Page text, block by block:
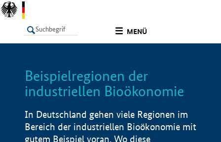
MENÜ
LISTE
Beispielregionen der
industriellen Bioökonomie
In Deutschland gehen viele Regionen im
Bereich der industriellen Bioökonomie mit
gutem Beispiel voran. Wo diese